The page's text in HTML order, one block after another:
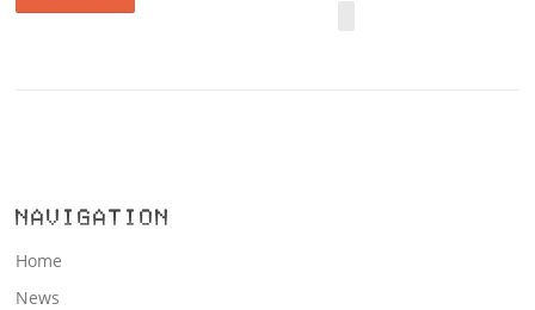
NAVIGATION
Home
News